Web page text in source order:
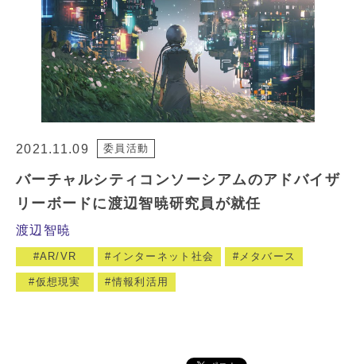
2021.11.09 委員活動
バーチャルシティコンソーシアムのアドバイザ
リーボードに渡辺智暁研究員が就任
渡辺智暁
AR/VR インターネット社会 メタバース
仮想現実 情報利活用